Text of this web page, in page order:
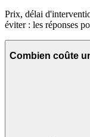
Prix, délai
éviter : les réponses
Combien coûte